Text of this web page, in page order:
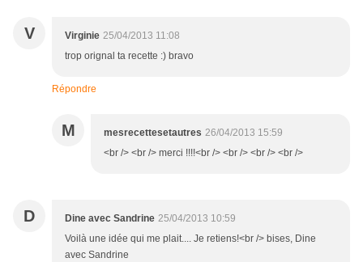
V Virginie 25/04/2013 11:08
trop orignal ta recette :) bravo
Répondre
M mesrecettesetautres 26/04/2013 15:59
<br /> <br /> merci !!!!<br /> <br /> <br /> <br />
D Dine avec Sandrine 25/04/2013 10:59
Voilà une idée qui me plait.... Je retiens!<br /> bises, Dine
avec Sandrine